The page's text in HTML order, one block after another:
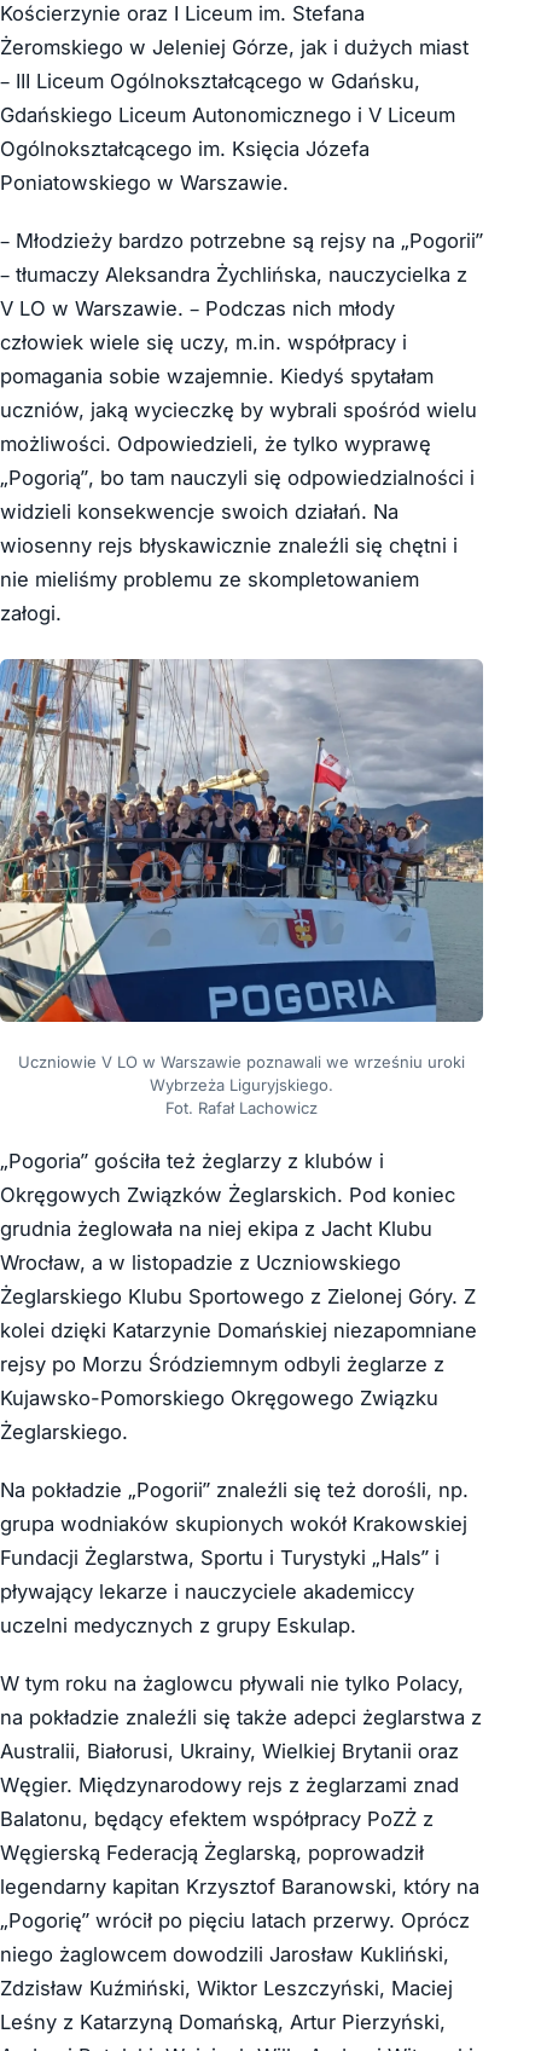
Kościerzynie oraz I Liceum im. Stefana
Żeromskiego w Jeleniej Górze, jak i dużych miast
– III Liceum Ogólnokształcącego w Gdańsku,
Gdańskiego Liceum Autonomicznego i V Liceum
Ogólnokształcącego im. Księcia Józefa
Poniatowskiego w Warszawie.
– Młodzieży bardzo potrzebne są rejsy na „Pogorii”
– tłumaczy Aleksandra Żychlińska, nauczycielka z
V LO w Warszawie. – Podczas nich młody
człowiek wiele się uczy, m.in. współpracy i
pomagania sobie wzajemnie. Kiedyś spytałam
uczniów, jaką wycieczkę by wybrali spośród wielu
możliwości. Odpowiedzieli, że tylko wyprawę
„Pogorią”, bo tam nauczyli się odpowiedzialności i
widzieli konsekwencje swoich działań. Na
wiosenny rejs błyskawicznie znaleźli się chętni i
nie mieliśmy problemu ze skompletowaniem
załogi.
Uczniowie V LO w Warszawie poznawali we wrześniu uroki
Wybrzeża Liguryjskiego.
Fot. Rafał Lachowicz
„Pogoria” gościła też żeglarzy z klubów i
Okręgowych Związków Żeglarskich. Pod koniec
grudnia żeglowała na niej ekipa z Jacht Klubu
Wrocław, a w listopadzie z Uczniowskiego
Żeglarskiego Klubu Sportowego z Zielonej Góry. Z
kolei dzięki Katarzynie Domańskiej niezapomniane
rejsy po Morzu Śródziemnym odbyli żeglarze z
Kujawsko-Pomorskiego Okręgowego Związku
Żeglarskiego.
Na pokładzie „Pogorii” znaleźli się też dorośli, np.
grupa wodniaków skupionych wokół Krakowskiej
Fundacji Żeglarstwa, Sportu i Turystyki „Hals” i
pływający lekarze i nauczyciele akademiccy
uczelni medycznych z grupy Eskulap.
W tym roku na żaglowcu pływali nie tylko Polacy,
na pokładzie znaleźli się także adepci żeglarstwa z
Australii, Białorusi, Ukrainy, Wielkiej Brytanii oraz
Węgier. Międzynarodowy rejs z żeglarzami znad
Balatonu, będący efektem współpracy PoZŻ z
Węgierską Federacją Żeglarską, poprowadził
legendarny kapitan Krzysztof Baranowski, który na
„Pogorię” wrócił po pięciu latach przerwy. Oprócz
niego żaglowcem dowodzili Jarosław Kukliński,
Zdzisław Kuźmiński, Wiktor Leszczyński, Maciej
Leśny z Katarzyną Domańską, Artur Pierzyński,